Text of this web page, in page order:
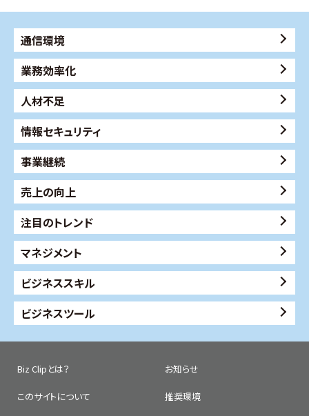
通信環境
業務効率化
人材不足
情報セキュリティ
事業継続
売上の向上
注目のトレンド
マネジメント
ビジネススキル
ビジネスツール
Biz Clipとは？ お知らせ
このサイトについて 推奨環境